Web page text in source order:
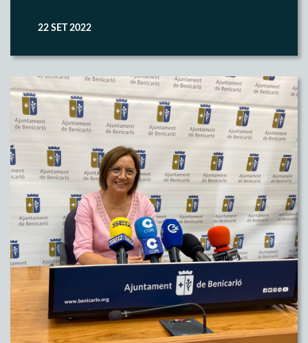
22 SET 2022